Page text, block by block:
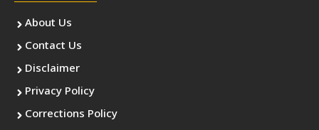
About Us
Contact Us
Disclaimer
Privacy Policy
Corrections Policy